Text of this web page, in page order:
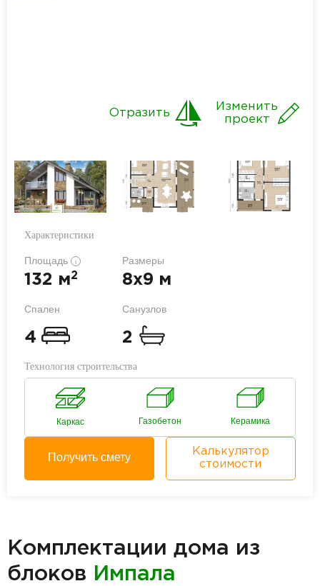
Изменить
проект
Отразить
Характеристики
Площадь i
132 м2
Размеры
8x9 м
Спален
4
Санузлов
2
Технология строительства
Каркас Газобетон Керамика
Получить смету
Калькулятор
стоимости
Комплектации дома из
блоков Импала